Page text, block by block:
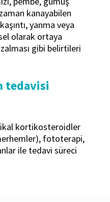
kanayabilen
yanma veya
olarak ortaya
gibi belirtileri
tedavisi
kortikosteroidler
fototerapi,
ile tedavi süreci